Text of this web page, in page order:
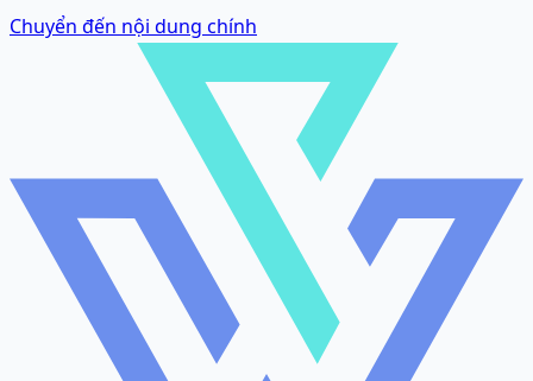
Chuyển đến nội dung chính